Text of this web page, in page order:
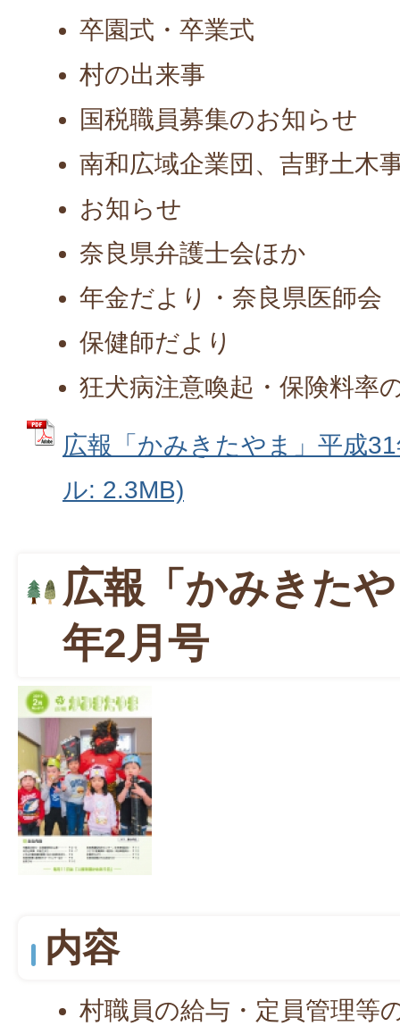
卒園式・卒業式
村の出来事
国税職員募集のお知らせ
南和広域企業団、吉野土木
お知らせ
奈良県弁護士会ほか
年金だより・奈良県医師会
保健師だより
狂犬病注意喚起・保険料率
広報「かみきたやま」平成
ル: 2.3MB)
広報「かみきた
年2月号
内容
村職員の給与・定員管理等